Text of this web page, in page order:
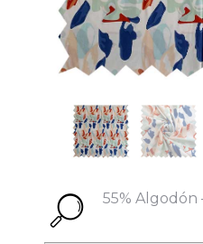
55% Algodón
Datos